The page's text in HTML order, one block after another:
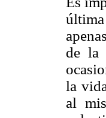
de la
la
al